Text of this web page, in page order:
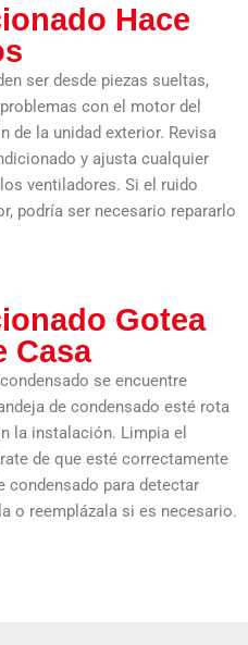
Hace
ser desde piezas sueltas,
con el motor del
de la unidad exterior. Revisa
y ajusta cualquier
ventiladores. Si el ruido
podría ser necesario repararlo
Gotea
Casa
se encuentre
de condensado esté rota
la instalación. Limpia el
de que esté correctamente
condensado para detectar
o reemplázala si es necesario.